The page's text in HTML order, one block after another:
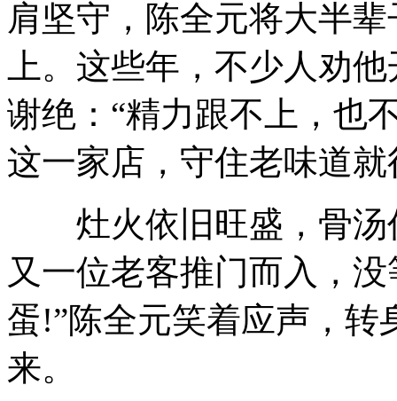
肩坚守，陈全元将大半
上。这些年，不少人劝
谢绝：“精力跟不上，也
这一家店，守住老味道就
灶火依旧旺盛，骨汤
又一位老客推门而入，
蛋!”陈全元笑着应声，转
来。